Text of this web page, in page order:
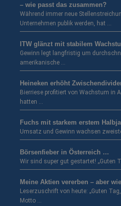
– wie passt das zusammen?
Während immer neue
Unternehmen publik werden, hat …
ITW glänzt mit stabilem
Gewinn legt langfristig um
amerikanische …
Heineken erhöht
Bierriese profitiert von Wachstum in
hatten …
Fuchs mit starkem erstem
Umsatz und Gewinn wachsen
Börsenfieber in Österreich …
Wir sind super gut gestartet! „Guten
Meine Aktien vererben – aber
Leserzuschrift von heute: „Guten
Motto …